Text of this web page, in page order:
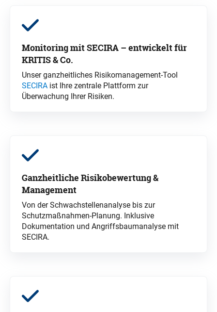
Monitoring mit SECIRA – entwickelt für
KRITIS & Co.
Unser ganzheitliches Risikomanagement-Tool
SECIRA ist Ihre zentrale Plattform zur
Überwachung Ihrer Risiken.
Ganzheitliche Risikobewertung &
Management
Von der Schwachstellenanalyse bis zur
Schutzmaßnahmen-Planung. Inklusive
Dokumentation und Angriffsbaumanalyse mit
SECIRA.